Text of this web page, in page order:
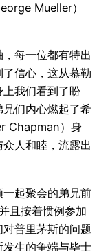
Mueller）
每一位都有特出
信心，这从慕勒
我们看到了盼
们内心燃起了希
Chapman）身
人和睦，流露出
起聚会的弟兄前
且按着惯例参加
普里茅斯的问题
生的争端与毕士